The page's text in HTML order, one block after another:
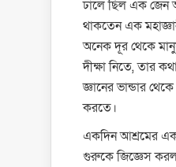
ঢালে ছিল এক জেন
থাকতেন এক
অনেক দূর থেকে
দীক্ষা নিতে, তার
জ্ঞানের ভান্ডার
করতে।
একদিন আশ্রমের
গুরুকে জিজ্ঞেস